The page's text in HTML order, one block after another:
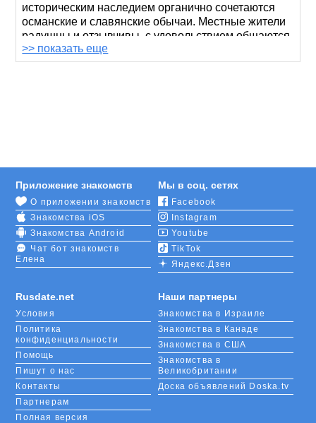
историческим наследием органично сочетаются
османские и славянские обычаи. Местные жители
радушны и отзывчивы, с удовольствием общаются
с незнакомцами, но тщательно подходят к выбору
спутника жизни.
На портале собрано множество анкет мужчин и
женщин, ищущих знакомства в Подгорице. Чтобы
получить доступ к переписке в чате с
приглянувшимся потенциальным партнером,
потребуетсярегистрация
. После проверки
аккаунта вы сможете отправлять понравившимся
пользователям онлайн-послания и виртуальные
играть в «
», проставляя лайки под
заинтересовавшими вас фотографиями.
Для самых решительно настроенных
мобильное приложениеRusDate предлагает поиск
пользователей сервиса, находящихся неподалеку,
с помощью опции геолокации.
>> показать еще
Rusdate.net
Условия
Политика
конфиденциальности
Помощь
Пишут о нас
Контакты
Партнерам
Полная версия
Приложение знакомств
О приложении знакомств
Знакомства iOS
Знакомства Android
Чат бот знакомств
Елена
Мы в соц. сетях
Facebook
Instagram
Youtube
TikTok
Яндекс.Дзен
Наши партнеры
Знакомства в Израиле
Знакомства в Канаде
Знакомства в США
Знакомства в
Великобритании
Доска объявлений Doska.tv